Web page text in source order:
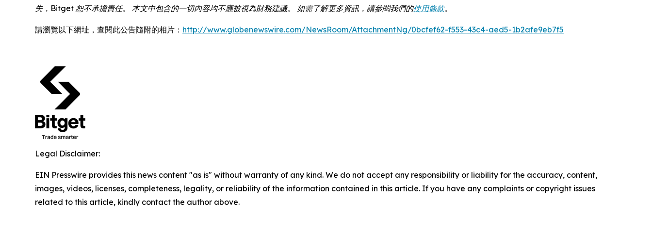
失，Bitget 恕不承擔責任。 本文中包含的一切內容均不應被視為財務建議。 如需了解更多資訊，請參閱我們的使用條款。
請瀏覽以下網址，查閱此公告隨附的相片： http://www.globenewswire.com/NewsRoom/AttachmentNg/0bcfef62-f553-43c4-aed5-1b2afe9eb7f5
Legal Disclaimer:
EIN Presswire provides this news content "as is" without warranty of any kind. We do not accept any responsibility or liability for the accuracy, content,
images, videos, licenses, completeness, legality, or reliability of the information contained in this article. If you have any complaints or copyright issues
related to this article, kindly contact the author above.